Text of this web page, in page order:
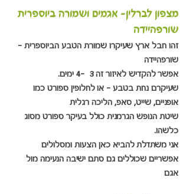
מצפון לברלין- אגמים ושמורה ביוספרית
שורפהיידה
זהו חבל ארץ שעיקרו שמורת הטבע הביוספרית -
שורפהיידה
אפשר להקדיש לאיזור זה 3  -4 ימים.
שעיקרם נחת בטבע - או לחלופין ספורט כמו
אופניים, שייט, סאפ, הליכה רגלית
שיטת הנופש הגרמנית כולל בעיקר ספורט מסוג
כלשהו.
אני משתדלת להביא כאן הצעות ומסלולים
אפשריים שכוללים גם סתם ישיבה הנעימה מול
אגם